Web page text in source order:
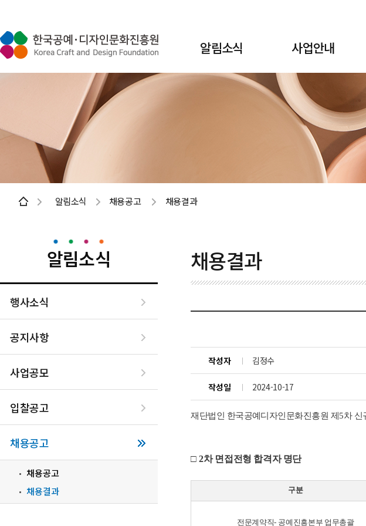
알림소식 사업안내
알림소식 채용공고 채용결과
알림소식
행사소식
공지사항
사업공모
입찰공고
채용공고
채용공고
채용결과
채용결과
작성자 김정수
작성일 2024-10-17
재단법인 한국공예디자인문화진흥원 제 5차 신
□2차 면접전형 합격자 명단
구분
전문계약직- 공예진흥본부 업무총괄